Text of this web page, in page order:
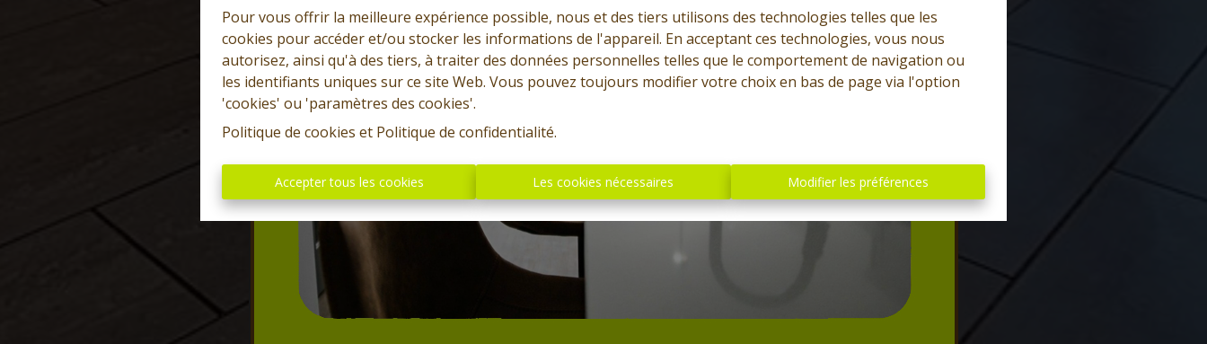
Pour vous offrir la meilleure expérience possible, nous et des tiers utilisons des technologies telles que les
cookies pour accéder et/ou stocker les informations de l'appareil. En acceptant ces technologies, vous nous
autorisez, ainsi qu'à des tiers, à traiter des données personnelles telles que le comportement de navigation ou
les identifiants uniques sur ce site Web. Vous pouvez toujours modifier votre choix en bas de page via l'option
'cookies' ou 'paramètres des cookies'.
Politique de cookies et Politique de confidentialité.
Accepter tous les cookies Les cookies nécessaires Modifier les préférences